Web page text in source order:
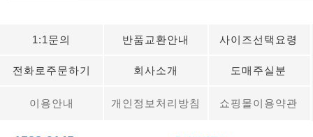
1:1문의 반품교환안내 사이즈선택요령
전화로주문하기 회사소개 도매주실분
이용안내 개인정보처리방침 쇼핑몰이용약관